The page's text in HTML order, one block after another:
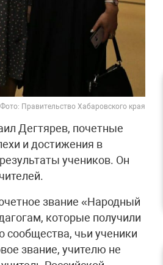
Фото: Правительство Хабаровского края
Дегтярев, почетные
и достижения в
учеников. Он
звание «Народный
которые получили
сообщества, чьи ученики
звание, учителю не